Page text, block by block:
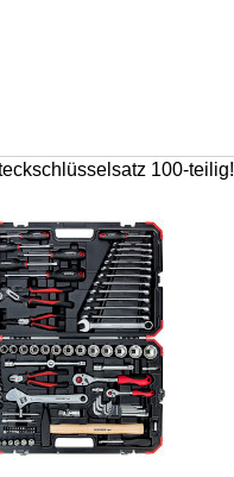
100-teilig!